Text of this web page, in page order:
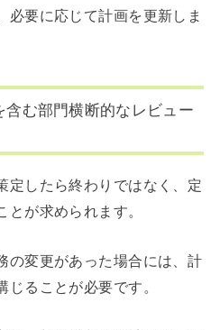
必要に応じて計画を更新しま
む部門横断的なレビュー
定したら終わりではなく、定
が求められます。
の変更があった場合には、計
ることが必要です。